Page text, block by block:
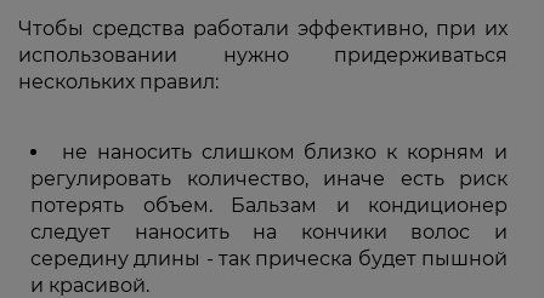
Чтобы средства работали эффективно, при их
использовании нужно придерживаться
нескольких правил:
не наносить слишком близко к корням и
регулировать количество, иначе есть риск
потерять объем. Бальзам и кондиционер
следует наносить на кончики волос и
середину длины - так прическа будет пышной
и красивой.